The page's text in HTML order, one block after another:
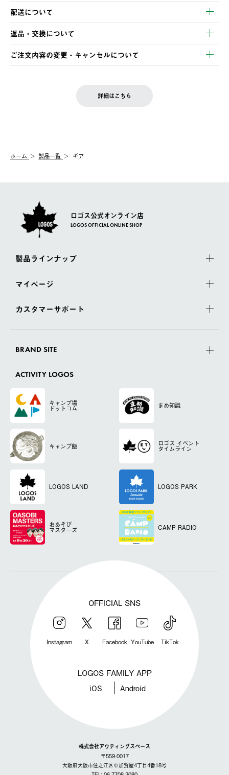
以下のいずれかの方法でお支払いいただけます。
・クレジットカード決済
・コンビニ決済
・Pay-easy決済
配送について
【発送スケジュール】
ご注文・ご入金完了より2営業日以内に商品を発送いたします。
土日祝の発送はございませんので、木曜日以降のご注文は週明け
の発送となる場合がございます。
【配送業者】
佐川急便にて配送されます。
返品・交換について
※お客様都合の場合
お客様都合の返品にかかる送料は、お客様ご負担とさせていただ
一度お手元の商品を返品いただき、ご希望商品を再注文してくだ
ご注文内容の変更・キャンセルについて
LOGOS FAMILY会員の方は、会員マイページ内 購入履歴画面に
詳細はこちら
ホーム 製品一覧 ギア
ロゴス公式オンライン店
LOGOS OFFICIAL ONLINE SHOP
製品ラインナップ
マイページ
カスタマーサポート
BRAND SITE
ACTIVITY LOGOS
キャンプ場
ドットコム まめ知識
キャンプ飯 ロゴス イベント
タイムライン
LOGOS LAND LOGOS PARK
おあそび
マスターズ CAMP RADIO
OFFICIAL SNS
Instagram X Facebook YouTube TikTok
LOGOS FAMILY APP
iOS Android
株式会社アウティングスペース
〒559-0017
大阪府大阪市住之江区中加賀屋4丁目4番18号